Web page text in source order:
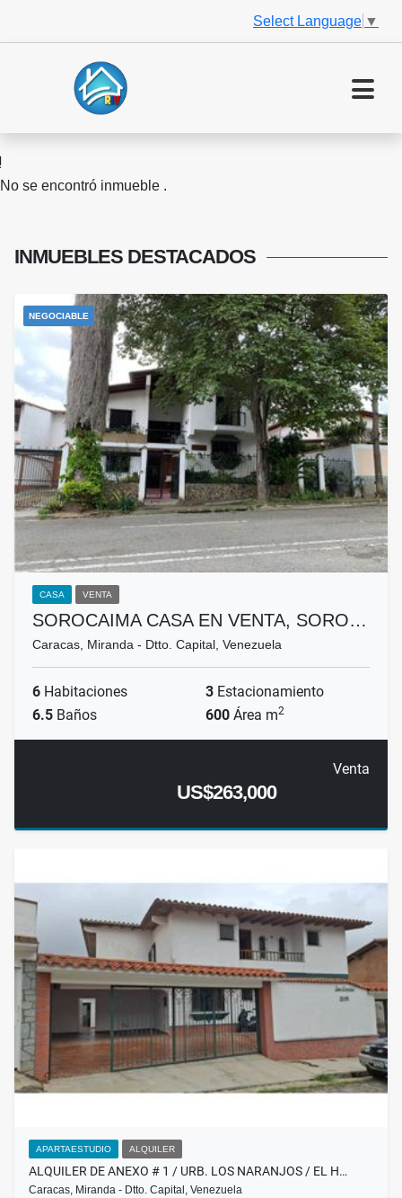
Select Language ▼
No se encontró inmueble .
INMUEBLES DESTACADOS
NEGOCIABLE
CASA VENTA
SOROCAIMA CASA EN VENTA, SORO…
Caracas, Miranda - Dtto. Capital, Venezuela
6 Habitaciones 3 Estacionamiento
6.5 Baños 600 Área m2
Venta
US$263,000
APARTAESTUDIO ALQUILER
ALQUILER DE ANEXO # 1 / URB. LOS NARANJOS / EL H…
Caracas, Miranda - Dtto. Capital, Venezuela